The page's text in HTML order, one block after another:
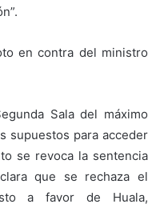
en contra del ministro
Sala del máximo
supuestos para acceder
se revoca la sentencia
que se rechaza el
a favor de Huala,